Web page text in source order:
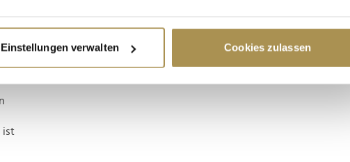
erfassen, welche bis auf einige Meter genau sein können
Daten verarbeitet werden, und legen Sie Ihre Präferenzen im
zu personalisieren, Funktionen für soziale Medien anbieten zu können
Außerdem geben wir Informationen zu Ihrer Verwendung unserer
und Analysen weiter. Unsere Partner führen diese Informationen
Sie ihnen bereitgestellt haben oder die sie im Rahmen Ihrer Nutzung
Einstellungen verwalten Cookies zulassen
ist